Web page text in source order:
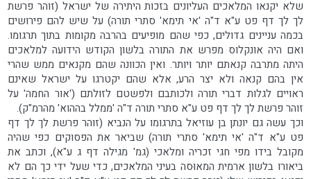
שלא יקנאו המלאכים העליונים בזכות היתירה של ישראל (זוהר פרשת
לך לך דף פט ע"א ד"ה 'אי תימא' סתרי תורה) על שיש להם פירושים
בכמה עניינים גדולים, כפי שהם מופיעים בהרבה מקומות בתוך תרגומו.
ואם היה אונקלוס מפרש את התורה בלשון הקודש הידועה למלאכים
היתה מתרבה קנאתם יותר ויותר. ואין הכוונה שהם מקנאים ממש שהרי
אין בהם קנאה ולא יצר הרע, אלא שהם יקטרגו על ישראל שאינם
ראויים לגלות דברי תורה ולכותבם ולפשטם לזולתם ('אור החמה' על
זוהר פרשת לך לך דף פט ע"א סתרי תורה ד"ה 'ממלל בההוא' מהרמ"ק).
וכך עשה גם יונתן בן עוזיאל בתרגומו על הנביא (זוהר פרשת לך לך דף
פט ע"א ד"ה 'אי תימא' סתרי תורה) שביאר את הפסוקים כפי שהיה
מקובל בידו מפי חגי זכריה ומלאכי (גמ' מגילה דף ג ע"א), וכתב את
ביאורו בלשון ארמית המאוּסה בעיני המלאכים, כדי שעל ידי כך הם לא